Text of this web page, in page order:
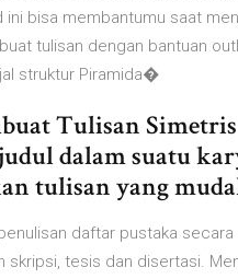
bisa membantumu saat
tulisan dengan bantuan
struktur Piramida�
Tulisan
dalam suatu
tulisan yang
daftar pustaka
skripsi, tesis dan disertasi.